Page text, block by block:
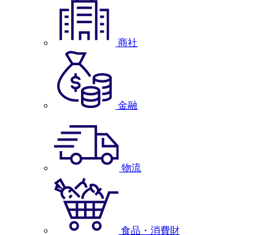
商社
金融
物流
食品・消費財